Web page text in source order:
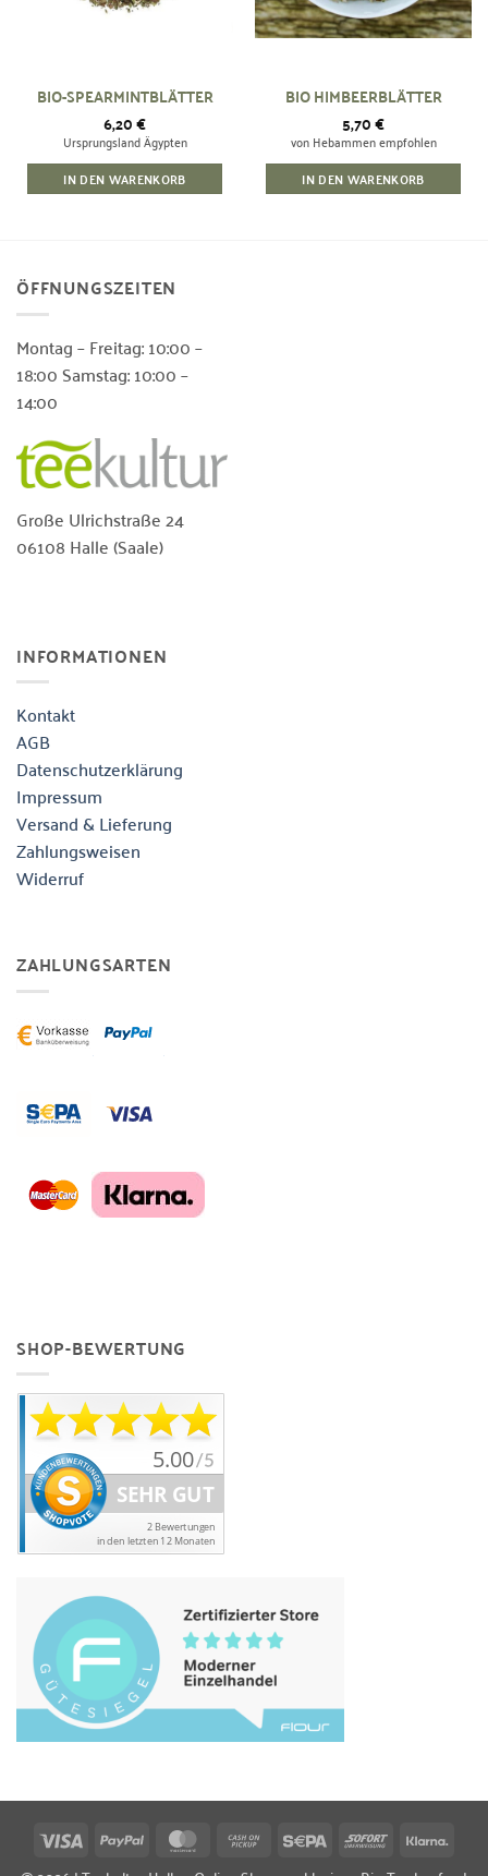
BIO-SPEARMINTBLÄTTER
6,20€
Ursprungsland Ägypten
IN DEN WARENKORB
BIO HIMBEERBLÄTTER
5,70€
von Hebammen empfohlen
IN DEN WARENKORB
ÖFFNUNGSZEITEN
Montag – Freitag: 10:00 –
18:00 Samstag: 10:00 –
14:00
Große Ulrichstraße 24
06108 Halle (Saale)
INFORMATIONEN
Kontakt
AGB
Datenschutzerklärung
Impressum
Versand & Lieferung
Zahlungsweisen
Widerruf
ZAHLUNGSARTEN
SHOP-BEWERTUNG
Visa PayPal MasterCard Cash
Sepa Sofort